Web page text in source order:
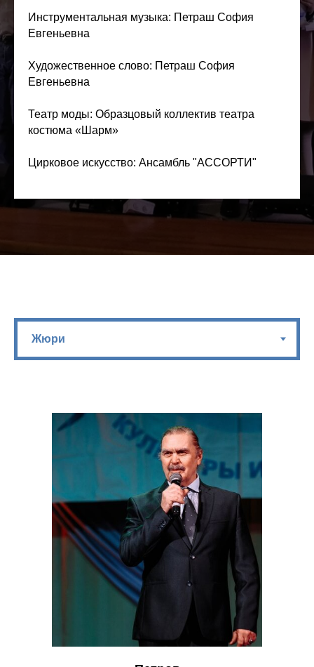
Инструментальная музыка: Петраш София
Евгеньевна
Художественное слово: Петраш София
Евгеньевна
Театр моды: Образцовый коллектив театра
костюма «Шарм»
Цирковое искусство: Ансамбль "АССОРТИ"